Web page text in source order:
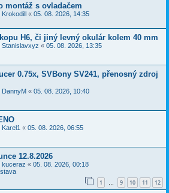
montáž s ovladačem
Krokodill « 05. 08. 2026, 14:35
H6, či jiný levný okulár kolem 40 mm
Stanislavxyz « 05. 08. 2026, 13:35
0.75x, SVBony SV241, přenosný zdroj
DannyM « 05. 08. 2026, 10:40
Karel1 « 05. 08. 2026, 06:55
12.8.2026
kuceraz « 05. 08. 2026, 00:18
1 … 9 10 11 12